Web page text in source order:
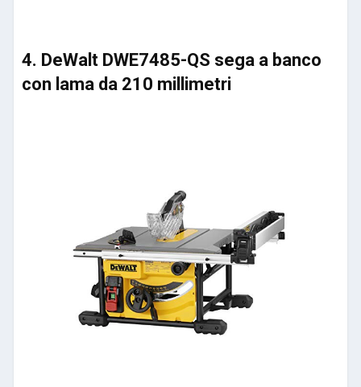
4. DeWalt DWE7485-QS sega a banco
con lama da 210 millimetri